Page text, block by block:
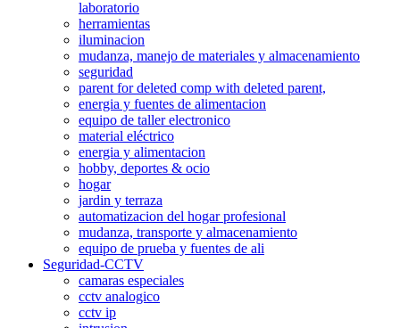
laboratorio
herramientas
iluminacion
mudanza, manejo de materiales y almacenamiento
seguridad
parent for deleted comp with deleted parent,
energia y fuentes de alimentacion
equipo de taller electronico
material eléctrico
energia y alimentacion
hobby, deportes & ocio
hogar
jardin y terraza
automatizacion del hogar profesional
mudanza, transporte y almacenamiento
equipo de prueba y fuentes de ali
Seguridad-CCTV
camaras especiales
cctv analogico
cctv ip